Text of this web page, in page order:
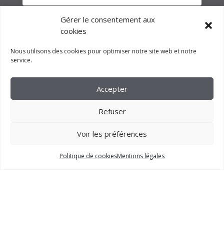
Gérer le consentement aux
cookies
Nous utilisons des cookies pour optimiser notre site web et notre
service.
Accepter
Refuser
Voir les préférences
Politique de cookiesMentions légales
FM CRÉATION